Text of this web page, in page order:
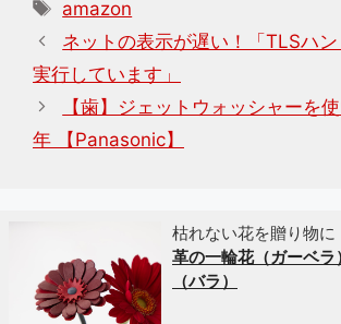
リ
ー
タ
グ
amazon
ネットの表示が遅い！「TLSハ
実行しています」
【歯】ジェットウォッシャーを
年 【Panasonic】
枯れない花を贈り物に
革の一輪花（ガーベラ
（バラ）